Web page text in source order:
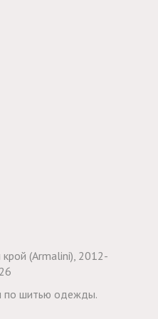
(Armalini), 2012-
по шитью одежды.